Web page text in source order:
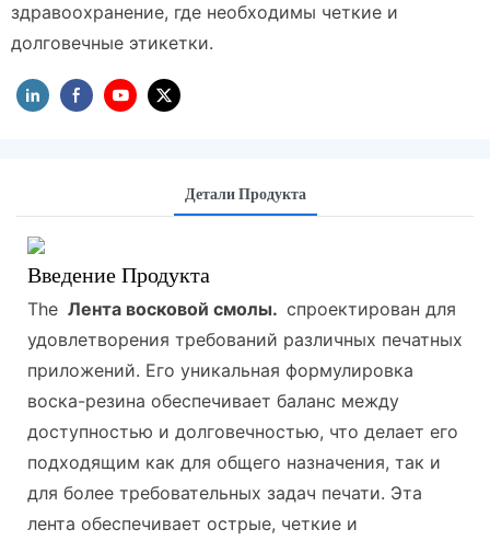
здравоохранение, где необходимы четкие и
долговечные этикетки.
Детали Продукта
Введение Продукта
The Лента восковой смолы. спроектирован для
удовлетворения требований различных печатных
приложений. Его уникальная формулировка
воска-резина обеспечивает баланс между
доступностью и долговечностью, что делает его
подходящим как для общего назначения, так и
для более требовательных задач печати. Эта
лента обеспечивает острые, четкие и